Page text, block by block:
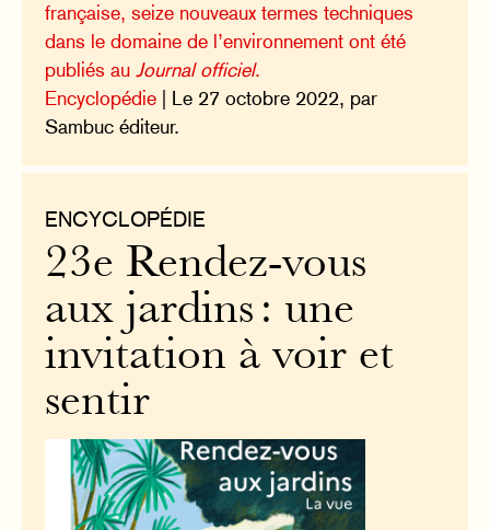
française, seize nouveaux termes techniques
dans le domaine de l’environnement ont été
publiés auJournal officiel.
Encyclopédie | Le 27 octobre 2022, par
Sambuc éditeur.
ENCYCLOPÉDIE
23e Rendez-vous
aux jardins : une
invitation à voir et
sentir